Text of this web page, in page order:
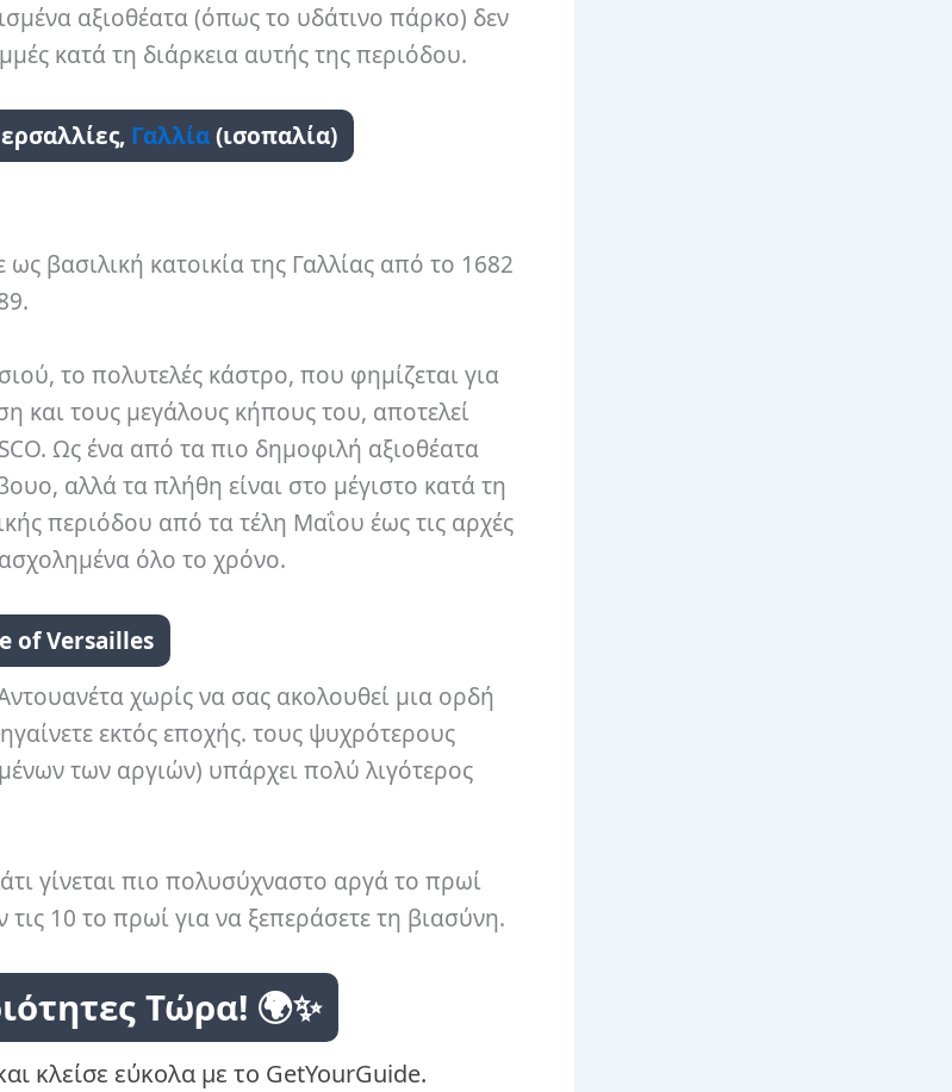
αξιοθέατα (όπως το υδάτινο πάρκο) δεν
κατά τη διάρκεια αυτής της περιόδου.
Γαλλία(ισοπαλία)
βασιλική κατοικία της Γαλλίας από το 1682
το πολυτελές κάστρο, που φημίζεται για
και τους μεγάλους κήπους του, αποτελεί
Ως ένα από τα πιο δημοφιλή αξιοθέατα
αλλά τα πλήθη είναι στο μέγιστο κατά τη
περιόδου από τα τέλη Μαΐου έως τις αρχές
όλο το χρόνο.
of Versailles
χωρίς να σας ακολουθεί μια ορδή
εκτός εποχής. τους ψυχρότερους
των αργιών) υπάρχει πολύ λιγότερος
γίνεται πιο πολυσύχναστο αργά το πρωί
10 το πρωί για να ξεπεράσετε τη βιασύνη.
Τώρα! 🌍✨
κλείσε εύκολα με το GetYourGuide.